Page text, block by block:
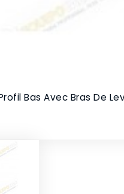
Bas Avec Bras De